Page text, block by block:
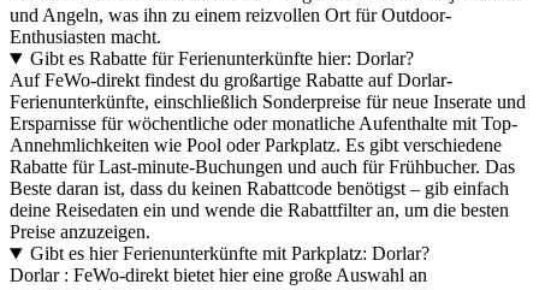
und Angeln, was ihn zu einem reizvollen Ort für Outdoor-
Enthusiasten macht.
Gibt es Rabatte für Ferienunterkünfte hier: Dorlar?
Auf FeWo-direkt findest du großartige Rabatte auf Dorlar-
Ferienunterkünfte, einschließlich Sonderpreise für neue Inserate und
Ersparnisse für wöchentliche oder monatliche Aufenthalte mit Top-
Annehmlichkeiten wie Pool oder Parkplatz. Es gibt verschiedene
Rabatte für Last-minute-Buchungen und auch für Frühbucher. Das
Beste daran ist, dass du keinen Rabattcode benötigst – gib einfach
deine Reisedaten ein und wende die Rabattfilter an, um die besten
Preise anzuzeigen.
Gibt es hier Ferienunterkünfte mit Parkplatz: Dorlar?
Dorlar : FeWo-direkt bietet hier eine große Auswahl an